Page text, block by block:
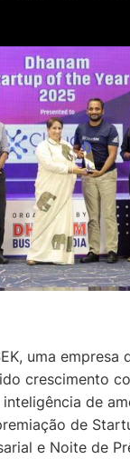
uma empresa
crescimento
de
de
e Noite de